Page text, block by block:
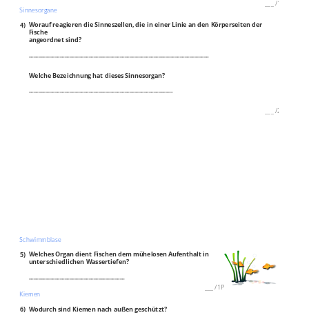
/1P
Sinnesorgane
4) Worauf reagieren die Sinneszellen, die in einer Linie an den Körperseiten der
Fische
angeordnet sind?
Welche Bezeichnung hat dieses Sinnesorgan?
/2P
Schwimmblase
5) Welches Organ dient Fischen dem mühelosen Aufenthalt in
unterschiedlichen Wassertiefen?
/1P
Kiemen
6) Wodurch sind Kiemen nach außen geschützt?